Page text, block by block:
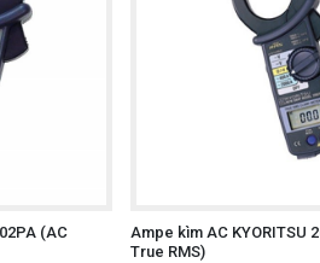
Bình Chánh, Tp.Hồ Chí
(AC
Ampe kìm AC KYORITSU
True RMS)